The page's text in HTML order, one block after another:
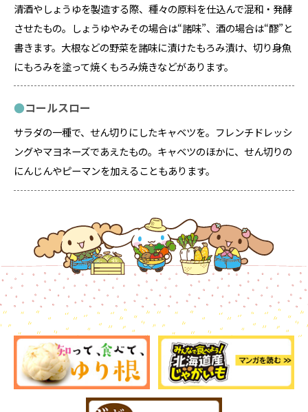
清酒やしょうゆを製造する際、種々の原料を仕込んで混和・発酵
させたもの。しょうゆやみその場合は“諸味”、酒の場合は“醪”と
書きます。大根などの野菜を諸味に漬けたもろみ漬け、切り身魚
にもろみを塗って焼くもろみ焼きなどがあります。
コールスロー
サラダの一種で、せん切りにしたキャベツを。フレンチドレッシ
ングやマヨネーズであえたもの。キャベツのほかに、せん切りの
にんじんやピーマンを加えることもあります。